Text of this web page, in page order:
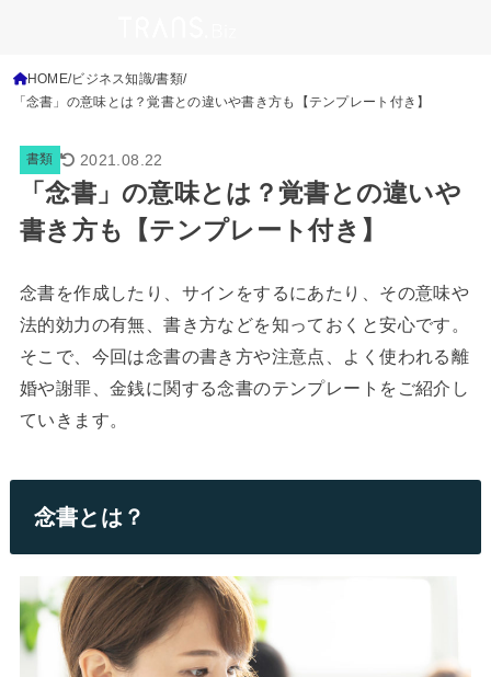
HOME ビジネス知識 書類
「念書」の意味とは？覚書との違いや書き方も【テンプレート付き】
書類 2021.08.22
「念書」の意味とは？覚書との違いや
書き方も【テンプレート付き】
念書を作成したり、サインをするにあたり、その意味や
法的効力の有無、書き方などを知っておくと安心です。
そこで、今回は念書の書き方や注意点、よく使われる離
婚や謝罪、金銭に関する念書のテンプレートをご紹介し
ていきます。
念書とは？